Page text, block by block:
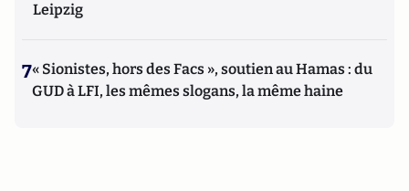
Leipzig
7« Sionistes, hors des Facs », soutien au Hamas : du
GUD à LFI, les mêmes slogans, la même haine